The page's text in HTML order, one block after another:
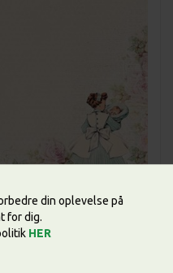
din oplevelse på
for dig.
HER